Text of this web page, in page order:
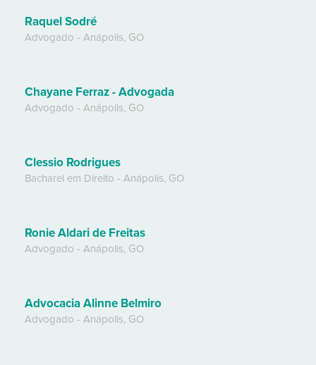
Raquel Sodré
Advogado - Anápolis, GO
Chayane Ferraz - Advogada
Advogado - Anápolis, GO
Clessio Rodrigues
Bacharel em Direito - Anápolis, GO
Ronie Aldari de Freitas
Advogado - Anápolis, GO
Advocacia Alinne Belmiro
Advogado - Anápolis, GO